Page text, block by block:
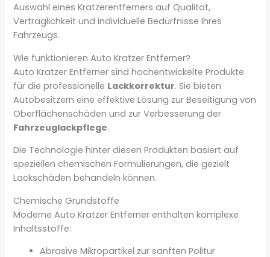
Auswahl eines Kratzerentferners auf Qualität,
Verträglichkeit und individuelle Bedürfnisse Ihres
Fahrzeugs.
Wie funktionieren Auto Kratzer Entferner?
Auto Kratzer Entferner sind hochentwickelte Produkte
für die professionelle Lackkorrektur. Sie bieten
Autobesitzern eine effektive Lösung zur Beseitigung von
Oberflächenschäden und zur Verbesserung der
Fahrzeuglackpflege.
Die Technologie hinter diesen Produkten basiert auf
speziellen chemischen Formulierungen, die gezielt
Lackschäden behandeln können.
Chemische Grundstoffe
Moderne Auto Kratzer Entferner enthalten komplexe
Inhaltsstoffe:
Abrasive Mikropartikel zur sanften Politur